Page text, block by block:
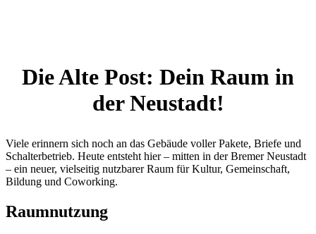
Die Alte Post: Dein Raum in
der Neustadt!
Viele erinnern sich noch an das Gebäude voller Pakete, Briefe und
Schalterbetrieb. Heute entsteht hier – mitten in der Bremer Neustadt
– ein neuer, vielseitig nutzbarer Raum für Kultur, Gemeinschaft,
Bildung und Coworking.
Raumnutzung